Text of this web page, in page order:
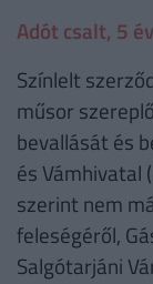
Adót csalt, 5
Színlelt
műsor
bevallását és
és Vámhivatal
szerint nem
feleségéről,
Salgótarjáni